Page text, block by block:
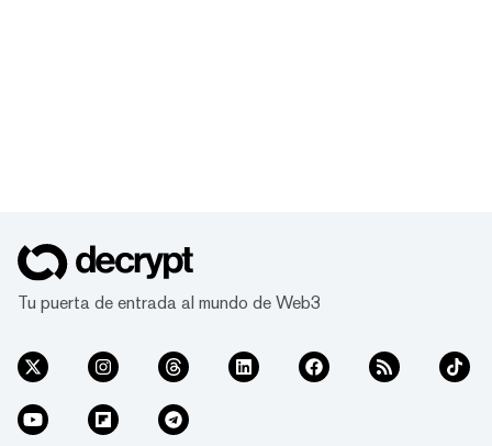
Tu puerta de entrada al mundo de Web3